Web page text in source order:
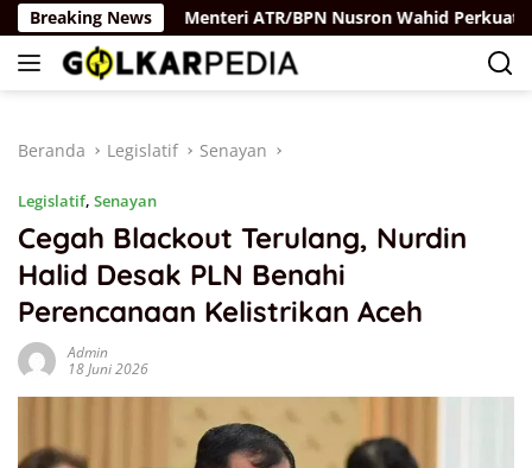
Langsung
ke
konten
Breaking News
Rus Menteri ATR/BPN Nusron Wahid Perkuat
Beranda Legislatif Senayan
Legislatif, Senayan
Cegah Blackout Terulang, Nurdin
Halid Desak PLN Benahi
Perencanaan Kelistrikan Aceh
Admin
18 Juni 2026